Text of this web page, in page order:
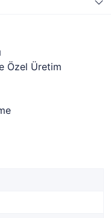
Özel Üretim